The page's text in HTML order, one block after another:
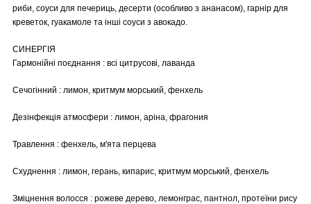
риби, соуси для печериць, десерти (особливо з ананасом), гарнір для
креветок, гуакамоле та інші соуси з авокадо.
СИНЕРГІЯ
Гармонійні поєднання : всі цитрусові, лаванда
Сечогінний : лимон, критмум морський, фенхель
Дезінфекція атмосфери : лимон, аріна, фрагония
Травлення : фенхель, м'ята перцева
Схуднення : лимон, герань, кипарис, критмум морський, фенхель
Зміцнення волосся : рожеве дерево, лемонграс, пантнол, протеїни рису